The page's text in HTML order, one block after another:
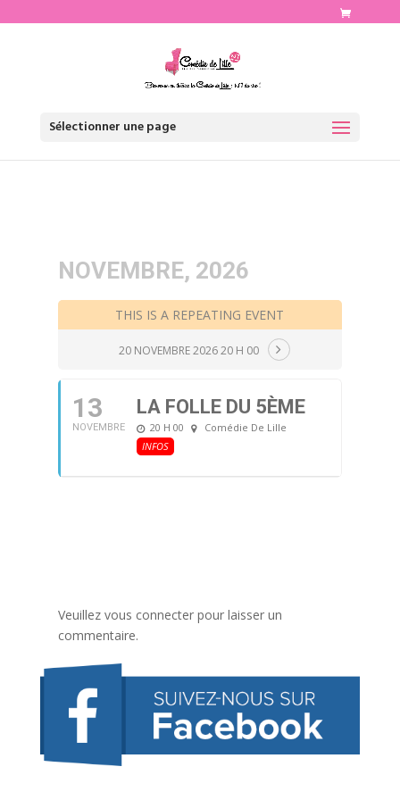
Sélectionner une page
NOVEMBRE, 2026
THIS IS A REPEATING EVENT
20 NOVEMBRE 2026 20 H 00
13
NOVEMBRE
LA FOLLE DU 5ÈME
20 H 00
Comédie De Lille
INFOS
Veuillez vous connecter pour laisser un
commentaire.